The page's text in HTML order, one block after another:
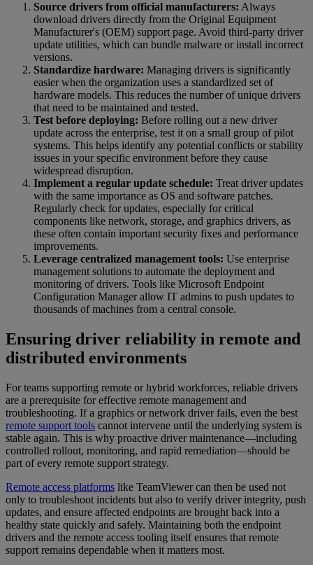
Source drivers from official manufacturers: Always
download drivers directly from the Original Equipment
Manufacturer's (OEM) support page. Avoid third-party driver
update utilities, which can bundle malware or install incorrect
versions.
Standardize hardware: Managing drivers is significantly
easier when the organization uses a standardized set of
hardware models. This reduces the number of unique drivers
that need to be maintained and tested.
Test before deploying: Before rolling out a new driver
update across the enterprise, test it on a small group of pilot
systems. This helps identify any potential conflicts or stability
issues in your specific environment before they cause
widespread disruption.
Implement a regular update schedule: Treat driver updates
with the same importance as OS and software patches.
Regularly check for updates, especially for critical
components like network, storage, and graphics drivers, as
these often contain important security fixes and performance
improvements.
Leverage centralized management tools: Use enterprise
management solutions to automate the deployment and
monitoring of drivers. Tools like Microsoft Endpoint
Configuration Manager allow IT admins to push updates to
thousands of machines from a central console.
Ensuring driver reliability in remote and
distributed environments
For teams supporting remote or hybrid workforces, reliable drivers
are a prerequisite for effective remote management and
troubleshooting. If a graphics or network driver fails, even the best
remote support tools cannot intervene until the underlying system is
stable again. This is why proactive driver maintenance—including
controlled rollout, monitoring, and rapid remediation—should be
part of every remote support strategy.
Remote access platforms like TeamViewer can then be used not
only to troubleshoot incidents but also to verify driver integrity, push
updates, and ensure affected endpoints are brought back into a
healthy state quickly and safely. Maintaining both the endpoint
drivers and the remote access tooling itself ensures that remote
support remains dependable when it matters most.